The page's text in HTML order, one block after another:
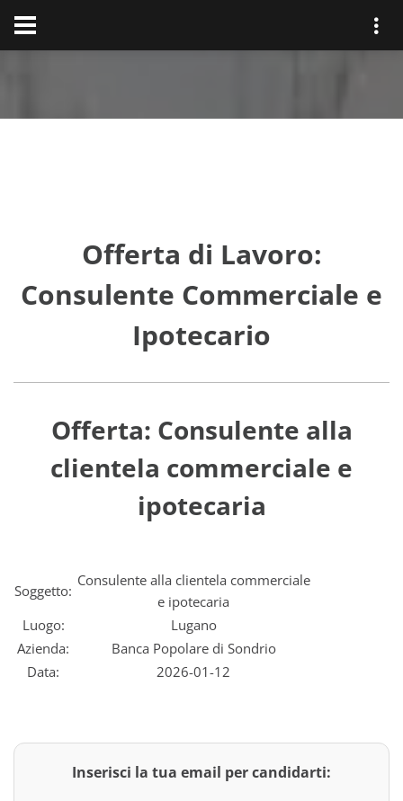
Offerta di Lavoro:
Consulente Commerciale e
Ipotecario
Offerta: Consulente alla
clientela commerciale e
ipotecaria
Soggetto:
Consulente alla clientela commerciale
e ipotecaria
Luogo:
Lugano
Azienda:
Banca Popolare di Sondrio
Data:
2026-01-12
Inserisci la tua email per candidarti: